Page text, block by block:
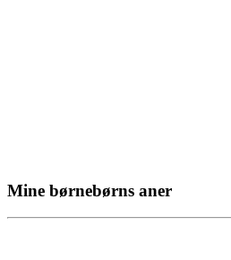
Mine børnebørns aner